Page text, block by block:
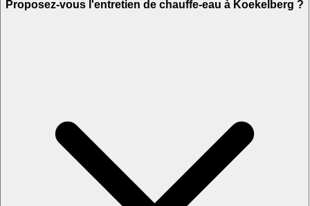
Proposez-vous l'entretien de chauffe-eau à Koekelberg ?